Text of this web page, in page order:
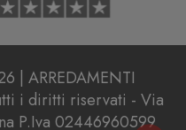
| ARREDAMENTI
i diritti riservati - Via
P.Iva 02446960599